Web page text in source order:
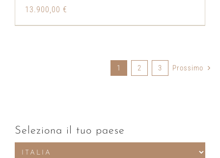
13.900,00 €
1 2 3 Prossimo
Seleziona il tuo paese